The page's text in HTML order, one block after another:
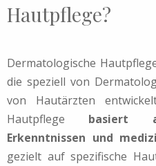
Hautpflege?
Dermatologische
die speziell von
von Hautärzten
Hautpflege basiert
Erkenntnissen und
gezielt auf spezifische